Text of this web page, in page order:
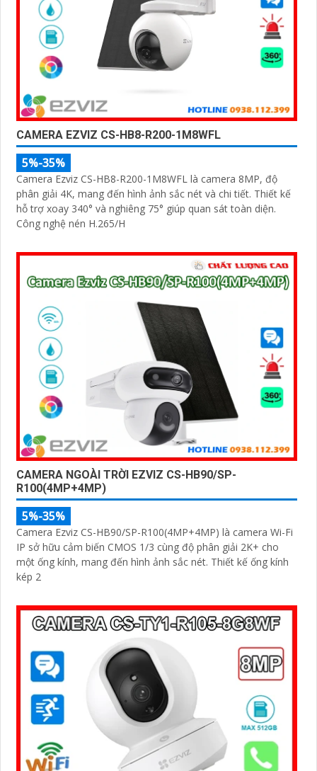
CAMERA EZVIZ CS-HB8-R200-1M8WFL
5%-35%
Camera Ezviz CS-HB8-R200-1M8WFL là camera 8MP, độ
phân giải 4K, mang đến hình ảnh sắc nét và chi tiết. Thiết kế
hỗ trợ xoay 340° và nghiêng 75° giúp quan sát toàn diện.
Công nghệ nén H.265/H
CAMERA NGOÀI TRỜI EZVIZ CS-HB90/SP-
R100(4MP+4MP)
5%-35%
Camera Ezviz CS-HB90/SP-R100(4MP+4MP) là camera Wi-Fi
IP sở hữu cảm biến CMOS 1/3 cùng độ phân giải 2K+ cho
một ống kính, mang đến hình ảnh sắc nét. Thiết kế ống kính
kép 2